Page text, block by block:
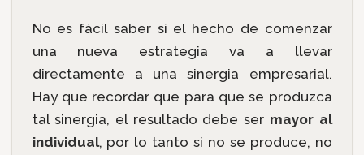
No es fácil saber si el hecho de comenzar
una nueva estrategia va a llevar
directamente a una sinergia empresarial.
Hay que recordar que para que se produzca
tal sinergia, el resultado debe ser mayor al
individual, por lo tanto si no se produce, no